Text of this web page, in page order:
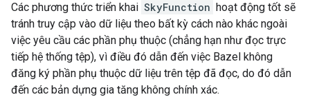
Các phương thức triển khai SkyFunction hoạt động tốt sẽ
tránh truy cập vào dữ liệu theo bất kỳ cách nào khác ngoài
việc yêu cầu các phần phụ thuộc (chẳng hạn như đọc trực
tiếp hệ thống tệp), vì điều đó dẫn đến việc Bazel không
đăng ký phần phụ thuộc dữ liệu trên tệp đã đọc, do đó dẫn
đến các bản dựng gia tăng không chính xác.